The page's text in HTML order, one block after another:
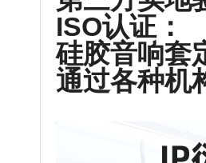
ISO认证：
硅胶音响套
通过各种机